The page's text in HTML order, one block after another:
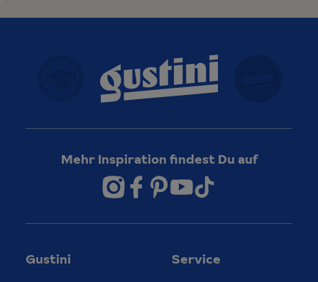
Mehr Inspiration findest Du auf
Gustini Service